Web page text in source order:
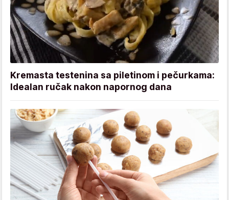
Kremasta testenina sa piletinom i pečurkama:
Idealan ručak nakon napornog dana